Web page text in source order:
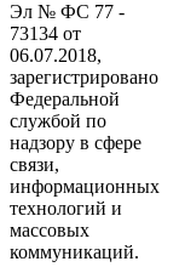
Эл № ФС 77 -
73134 от
06.07.2018,
зарегистрировано
Федеральной
службой по
надзору в сфере
связи,
информационных
технологий и
массовых
коммуникаций.